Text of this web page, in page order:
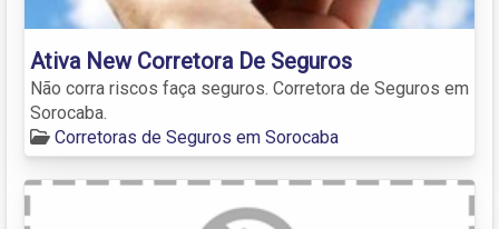
Ativa New Corretora De Seguros
Não corra riscos faça seguros. Corretora de Seguros em
Sorocaba.
Corretoras de Seguros em Sorocaba